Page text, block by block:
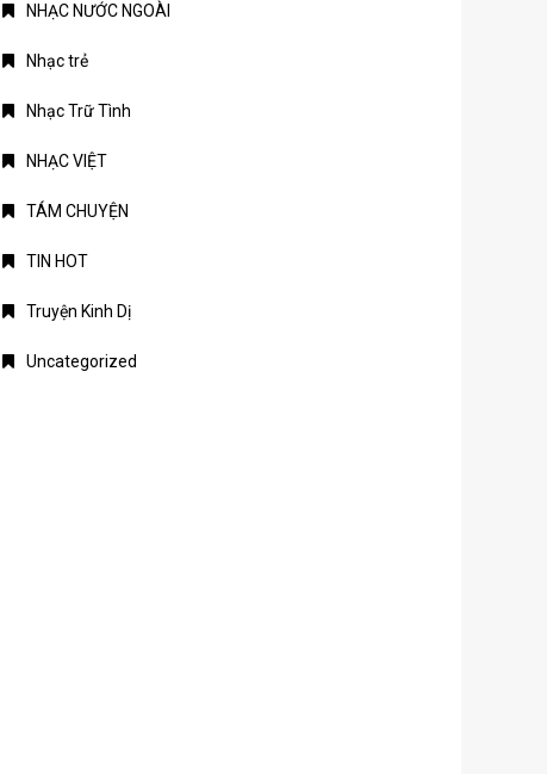
NHẠC NƯỚC NGOÀI
Nhạc trẻ
Nhạc Trữ Tình
NHẠC VIỆT
TÁM CHUYỆN
TIN HOT
Truyện Kinh Dị
Uncategorized